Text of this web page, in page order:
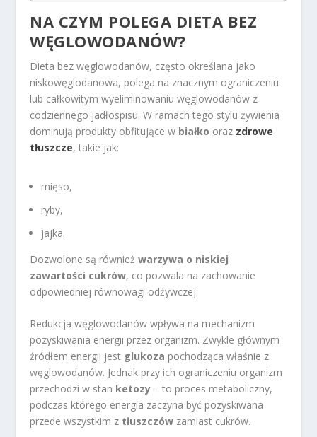
NA CZYM POLEGA DIETA BEZ
WĘGLOWODANÓW?
Dieta bez węglowodanów, często określana jako
niskowęglodanowa, polega na znacznym ograniczeniu
lub całkowitym wyeliminowaniu węglowodanów z
codziennego jadłospisu. W ramach tego stylu żywienia
dominują produkty obfitujące w białko oraz zdrowe
tłuszcze, takie jak:
mięso,
ryby,
jajka.
Dozwolone są równieżwarzywa o niskiej
zawartości cukrów, co pozwala na zachowanie
odpowiedniej równowagi odżywczej.
Redukcja węglowodanów wpływa na mechanizm
pozyskiwania energii przez organizm. Zwykle głównym
źródłem energii jest glukoza pochodząca właśnie z
węglowodanów. Jednak przy ich ograniczeniu organizm
przechodzi w stan ketozy – to proces metaboliczny,
podczas którego energia zaczyna być pozyskiwana
przede wszystkim z tłuszczów zamiast cukrów.